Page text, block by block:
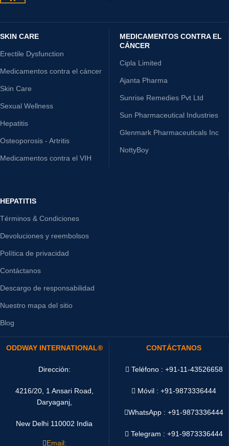
SKIN CARE
Erectile Dysfunction
Medicamentos contra el cáncer
Skin Care
Sexual Wellness
Hepatitis
Osteoporosis - Artritis
Medicamentos contra el VIH
MEDICAMENTOS CONTRA EL
CÁNCER
Cipla Limited
Ajanta Pharma
Sunrise Remedies Pvt Ltd
Sun Pharmaceutical Industries
Glenmark Pharmaceuticals Inc
NottyBoy
HEPATITIS
Términos & Condiciones
Devoluciones y reembolsos
Política de privacidad
Contáctanos
Descargo de responsabilidad
Nuestro mapa del sitio
Blog
ODDWAY INTERNATIONAL®
Dirección:
4216/20, 1 Ansari Road,
Daryaganj,
New Delhi 110002 India
Email:
CONTÁCTANOS
Teléfono : +91-11-43526658
Móvil : +91-9873336444
WhatsApp :+91-9873336444
Telegram : +91-9873336444